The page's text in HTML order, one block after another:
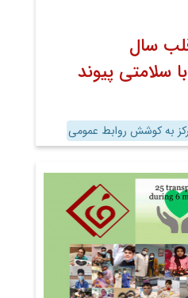
سال
با سلامتی پیوند
به کوشش روابط عمومی